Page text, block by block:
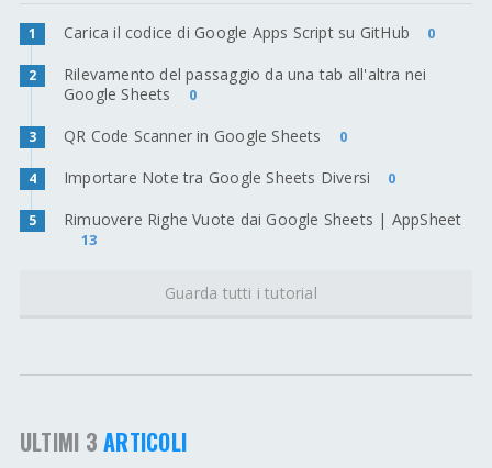
1 Carica il codice di Google Apps Script su GitHub 0
2
Rilevamento del passaggio da una tab all'altra nei
Google Sheets
0
3 QR Code Scanner in Google Sheets 0
4 Importare Note tra Google Sheets Diversi 0
5 Rimuovere Righe Vuote dai Google Sheets | AppSheet
13
Guarda tutti i tutorial
ULTIMI 3ARTICOLI